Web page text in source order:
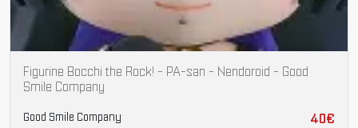
Figurine Bocchi the Rock! - PA-san - Nendoroid - Good
Smile Company
Good Smile Company 40€